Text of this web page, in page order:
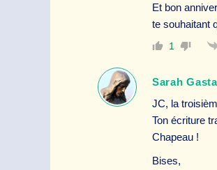
Et bon
te souhaitant
1
Sarah
JC, la
Ton écriture
Chapeau !
Bises,